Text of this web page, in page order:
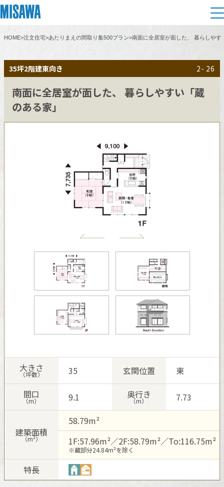
住まい
建てる [注文住宅]
商品ラインアップ
テクノロジー（住まいの性能）
建築事例・建築実例
デザイナーズギャラリー
分譲住宅（建売・土地）検索
分譲マンション検索
住まいの売却
これから住まいをご検討の方
土地活用
個人のお客さま
店舗・各種施設
土地活用モデルルーム見学
法人のお客さま
企業不動産活用（CRE）戦略
これから土地活用・賃貸経営をご検討の方
土地活用の基礎から長期安定経営を目指すオーナー様まで、賃貸経
営に役立つ多彩な情報を幅広くお届けします。
ホームラウンジ 土地活用・賃貸経営
リフォーム
ミサワリフォームとは
リフォームの流れ
事業用リノベーション
ホテル・旅館リフォーム
リフォーム営業所
これからリフォームをご検討の方
実例動画や基礎知識、収納の工夫など、理想の住まいを叶えるリフ
ォームの具体策とアイデアを豊富にご用意しています。
ホームラウンジ リフォーム
複合開発・投資開発
複合開発事業（ASMACI-アスマチ-）
分譲マンション開発事業
収益不動産・投資開発事業
建築再生事業
事業用地・事業用建物
分譲用地
すべてのフィールドに新しい価値をデザインし、持続可能な未来志
向のまちづくりを実現していきます。
ミサワゼネラルソリューション
オーナーサポート
サポートメニュー
住まいるりんぐ（ロングサポート）
アフターメンテナンス
ミサワリフォーム
お客様センター
ミサワホームオーナーさま・リフォーム工事ご契約者さまとミサワ
ホームを結ぶコミュニケーションサイト。お得・便利・安心なコン
テンツや、ミサワホームからの大切なお知らせなど配信していま
IR情報
MISAWAについて
ミサワホームグループ
SDGs
環境活動
中途採用
イベント情報
カタログ請求
住まいのご相談
HOME>注文住宅>あたりまえの間取り集500プラン>南面に全居室が面した、 暮らしやす
35坪2階建東向き 2- 26
南面に全居室が面した、 暮らしやすい「蔵
のある家」
大きさ
（坪数） 35 玄関位置
東
間口
（m） 9.1 奥行き
（m） 7.73
建築面積
（m²）
58.79m²
1F:57.96m²／2F:58.79m²／To:116.75m²
※蔵部分24.84m²を除く
特長